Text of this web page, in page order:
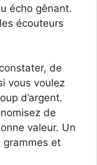
écho gênant.
écouteurs
de
vous voulez
d’argent.
de
valeur. Un
grammes et